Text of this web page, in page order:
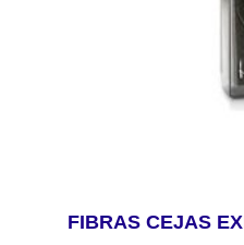
FIBRAS CEJAS